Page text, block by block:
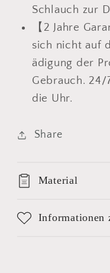
Schlauch zur
【2 Jahre
sich nicht auf
ädigung der
Gebrauch.
die Uhr.
Share
Material
Informationen